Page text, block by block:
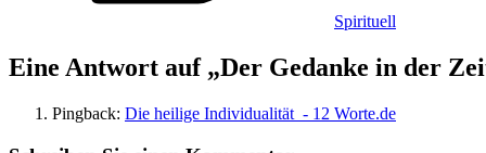
Spirituell
Eine Antwort auf „Der Gedanke in der
Pingback: Die heilige Individualität - 12 Worte.de